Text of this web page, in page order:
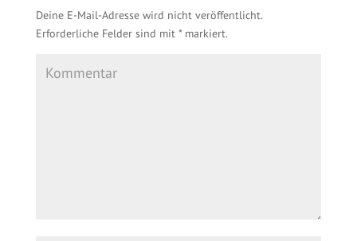
Deine E-Mail-Adresse wird nicht veröffentlicht.
Erforderliche Felder sind mit *markiert.